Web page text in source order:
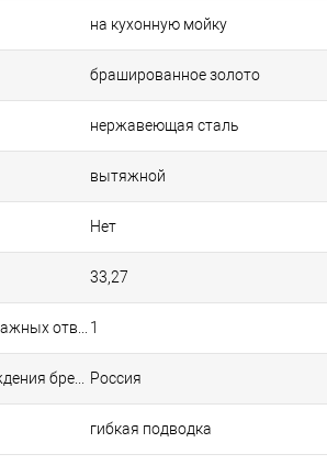
на кухонную мойку
брашированное золото
нержавеющая сталь
вытяжной
Нет
33,27
1
Россия
гибкая подводка